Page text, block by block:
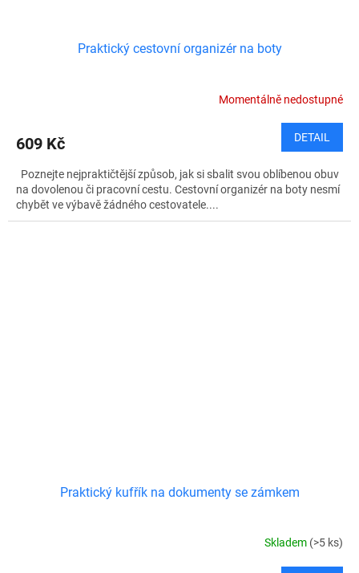
Praktický cestovní organizér na boty
Momentálně nedostupné
609 Kč DETAIL
Poznejte nejpraktičtější způsob, jak si sbalit svou oblíbenou obuv
na dovolenou či pracovní cestu. Cestovní organizér na boty nesmí
chybět ve výbavě žádného cestovatele....
Praktický kufřík na dokumenty se zámkem
Skladem (>5 ks)